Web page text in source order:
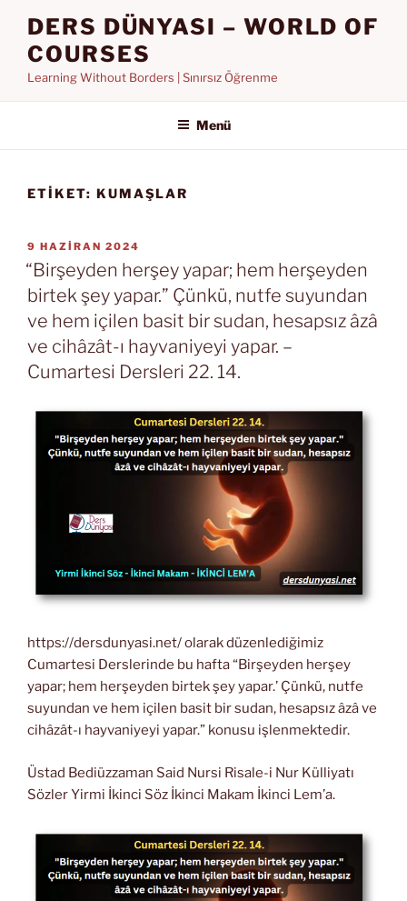
DERS DÜNYASI – WORLD OF
COURSES
Learning Without Borders | Sınırsız Öğrenme
Menü
ETIKET: KUMAŞLAR
YAYIM
TARIHI
9 HAZIRAN 2024
“Birşeyden herşey yapar; hem herşeyden
birtek şey yapar.” Çünkü, nutfe suyundan
ve hem içilen basit bir sudan, hesapsız âzâ
ve cihâzât-ı hayvaniyeyi yapar. –
Cumartesi Dersleri 22. 14.
https://dersdunyasi.net/ olarak düzenlediğimiz
Cumartesi Derslerinde bu hafta “Birşeyden herşey
yapar; hem herşeyden birtek şey yapar.’ Çünkü, nutfe
suyundan ve hem içilen basit bir sudan, hesapsız âzâ ve
cihâzât-ı hayvaniyeyi yapar.” konusu işlenmektedir.
Üstad Bediüzzaman Said Nursi Risale-i Nur Külliyatı
Sözler Yirmi İkinci Söz İkinci Makam İkinci Lem’a.